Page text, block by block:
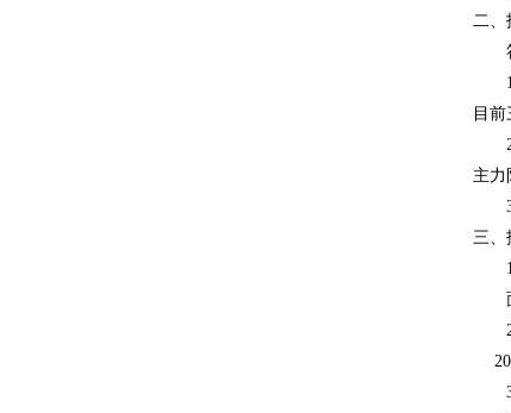
二、
符
目前
主力
三、
面